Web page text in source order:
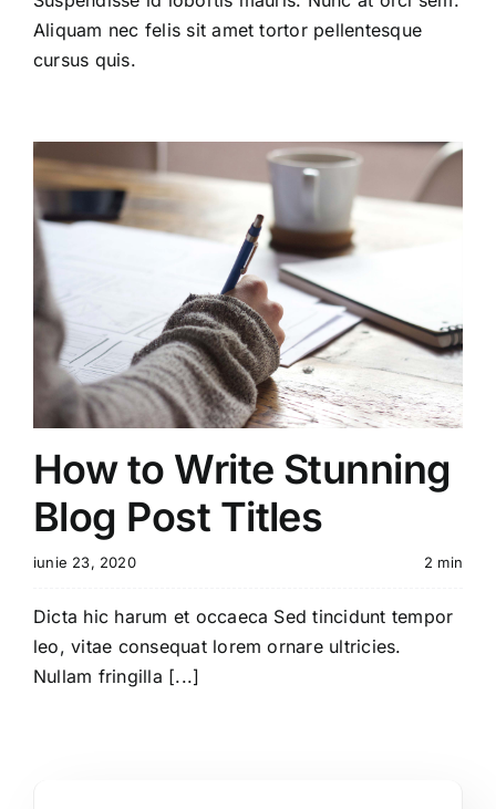
Aliquam nec felis sit amet tortor pellentesque
cursus quis.
How to Write Stunning
Blog Post Titles
iunie 23, 2020 2 min
Dicta hic harum et occaeca Sed tincidunt tempor
leo, vitae consequat lorem ornare ultricies.
Nullam fringilla [...]